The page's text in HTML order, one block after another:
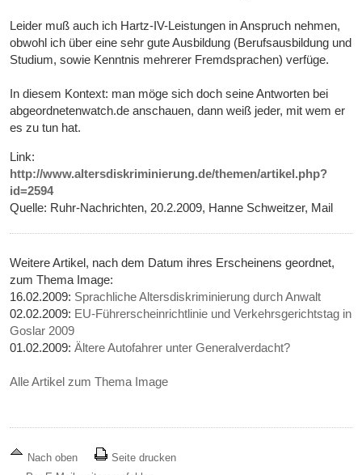
Leider muß auch ich Hartz-IV-Leistungen in Anspruch nehmen,
obwohl ich über eine sehr gute Ausbildung (Berufsausbildung und
Studium, sowie Kenntnis mehrerer Fremdsprachen) verfüge.
In diesem Kontext: man möge sich doch seine Antworten bei
abgeordnetenwatch.de anschauen, dann weiß jeder, mit wem er
es zu tun hat.
Link:
http://www.altersdiskriminierung.de/themen/artikel.php?
id=2594
Quelle: Ruhr-Nachrichten, 20.2.2009, Hanne Schweitzer, Mail
Weitere Artikel, nach dem Datum ihres Erscheinens geordnet,
zum Thema Image:
16.02.2009: Sprachliche Altersdiskriminierung durch Anwalt
02.02.2009: EU-Führerscheinrichtlinie und Verkehrsgerichtstag in
Goslar 2009
01.02.2009:Ältere Autofahrer unter Generalverdacht?
Alle Artikel zum Thema Image
Nach oben
Seite drucken